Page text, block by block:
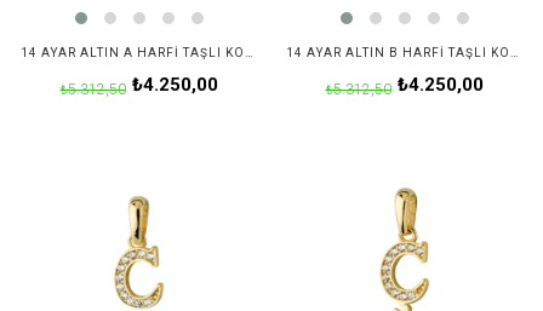
₺4.250,00
₺5.312,50 ₺4.250,00
₺5.312,50